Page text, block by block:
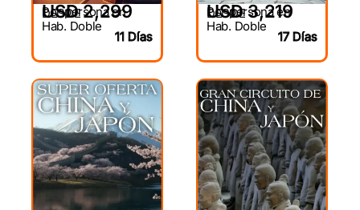
DESDE
USD 2,299
Por persona en
Hab. Doble
11 Días
DESDE
USD 3,219
Por persona en
Hab. Doble
17 Días